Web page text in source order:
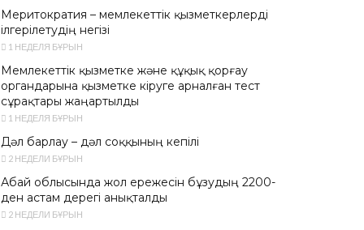
Меритократия – мемлекеттік қызметкерлерді
ілгерілетудің негізі
1 НЕДЕЛЯ БҰРЫН
Мемлекеттік қызметке және құқық қорғау
органдарына қызметке кіруге арналған тест
сұрақтары жаңартылды
1 НЕДЕЛЯ БҰРЫН
Дәл барлау – дәл соққының кепілі
2 НЕДЕЛИ БҰРЫН
Абай облысында жол ережесін бұзудың 2200-
ден астам дерегі анықталды
2 НЕДЕЛИ БҰРЫН